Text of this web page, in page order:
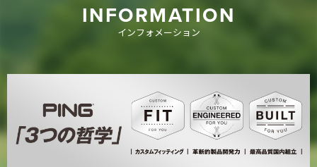
INFORMATION
インフォメーション